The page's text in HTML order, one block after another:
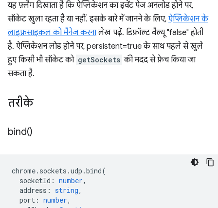
यह फ़्लैग दिखाता है कि ऐप्लिकेशन का इवेंट पेज अनलोड होने पर,
सॉकेट खुला रहता है या नहीं. इसके बारे में जानने के लिए, ऐप्लिकेशन के
लाइफ़साइकल को मैनेज करनालेख पढ़ें. डिफ़ॉल्ट वैल्यू "false" होती
है. ऐप्लिकेशन लोड होने पर, persistent=true के साथ पहले से खुले
हुए किसी भी सॉकेट को getSockets की मदद से फ़ेच किया जा
सकता है.
तरीके
bind()
chrome. sockets .udp .bind(
socketId : number,
address : string,
port : number,